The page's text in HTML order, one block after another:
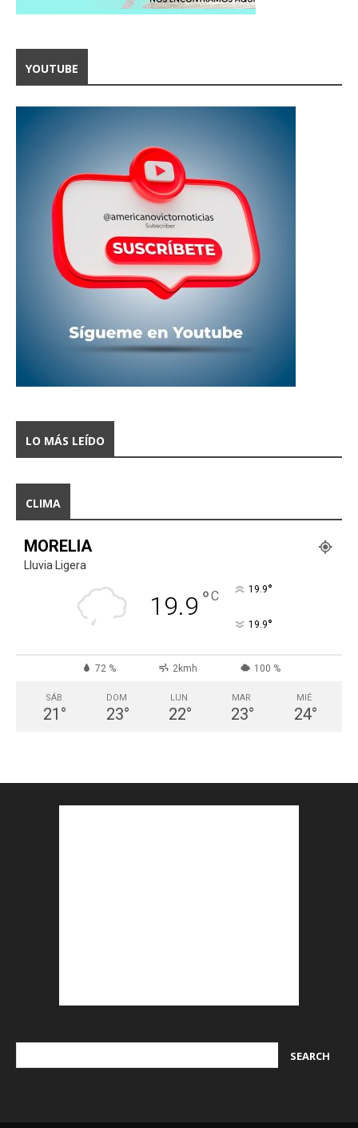
YOUTUBE
LO MÁS LEÍDO
CLIMA
MORELIA
Lluvia Ligera
19.9 °C 19.9°
19.9°
72 % 2kmh 100 %
SÁB
21 °
DOM
23°
LUN
22°
MAR
23°
MIÉ
24°